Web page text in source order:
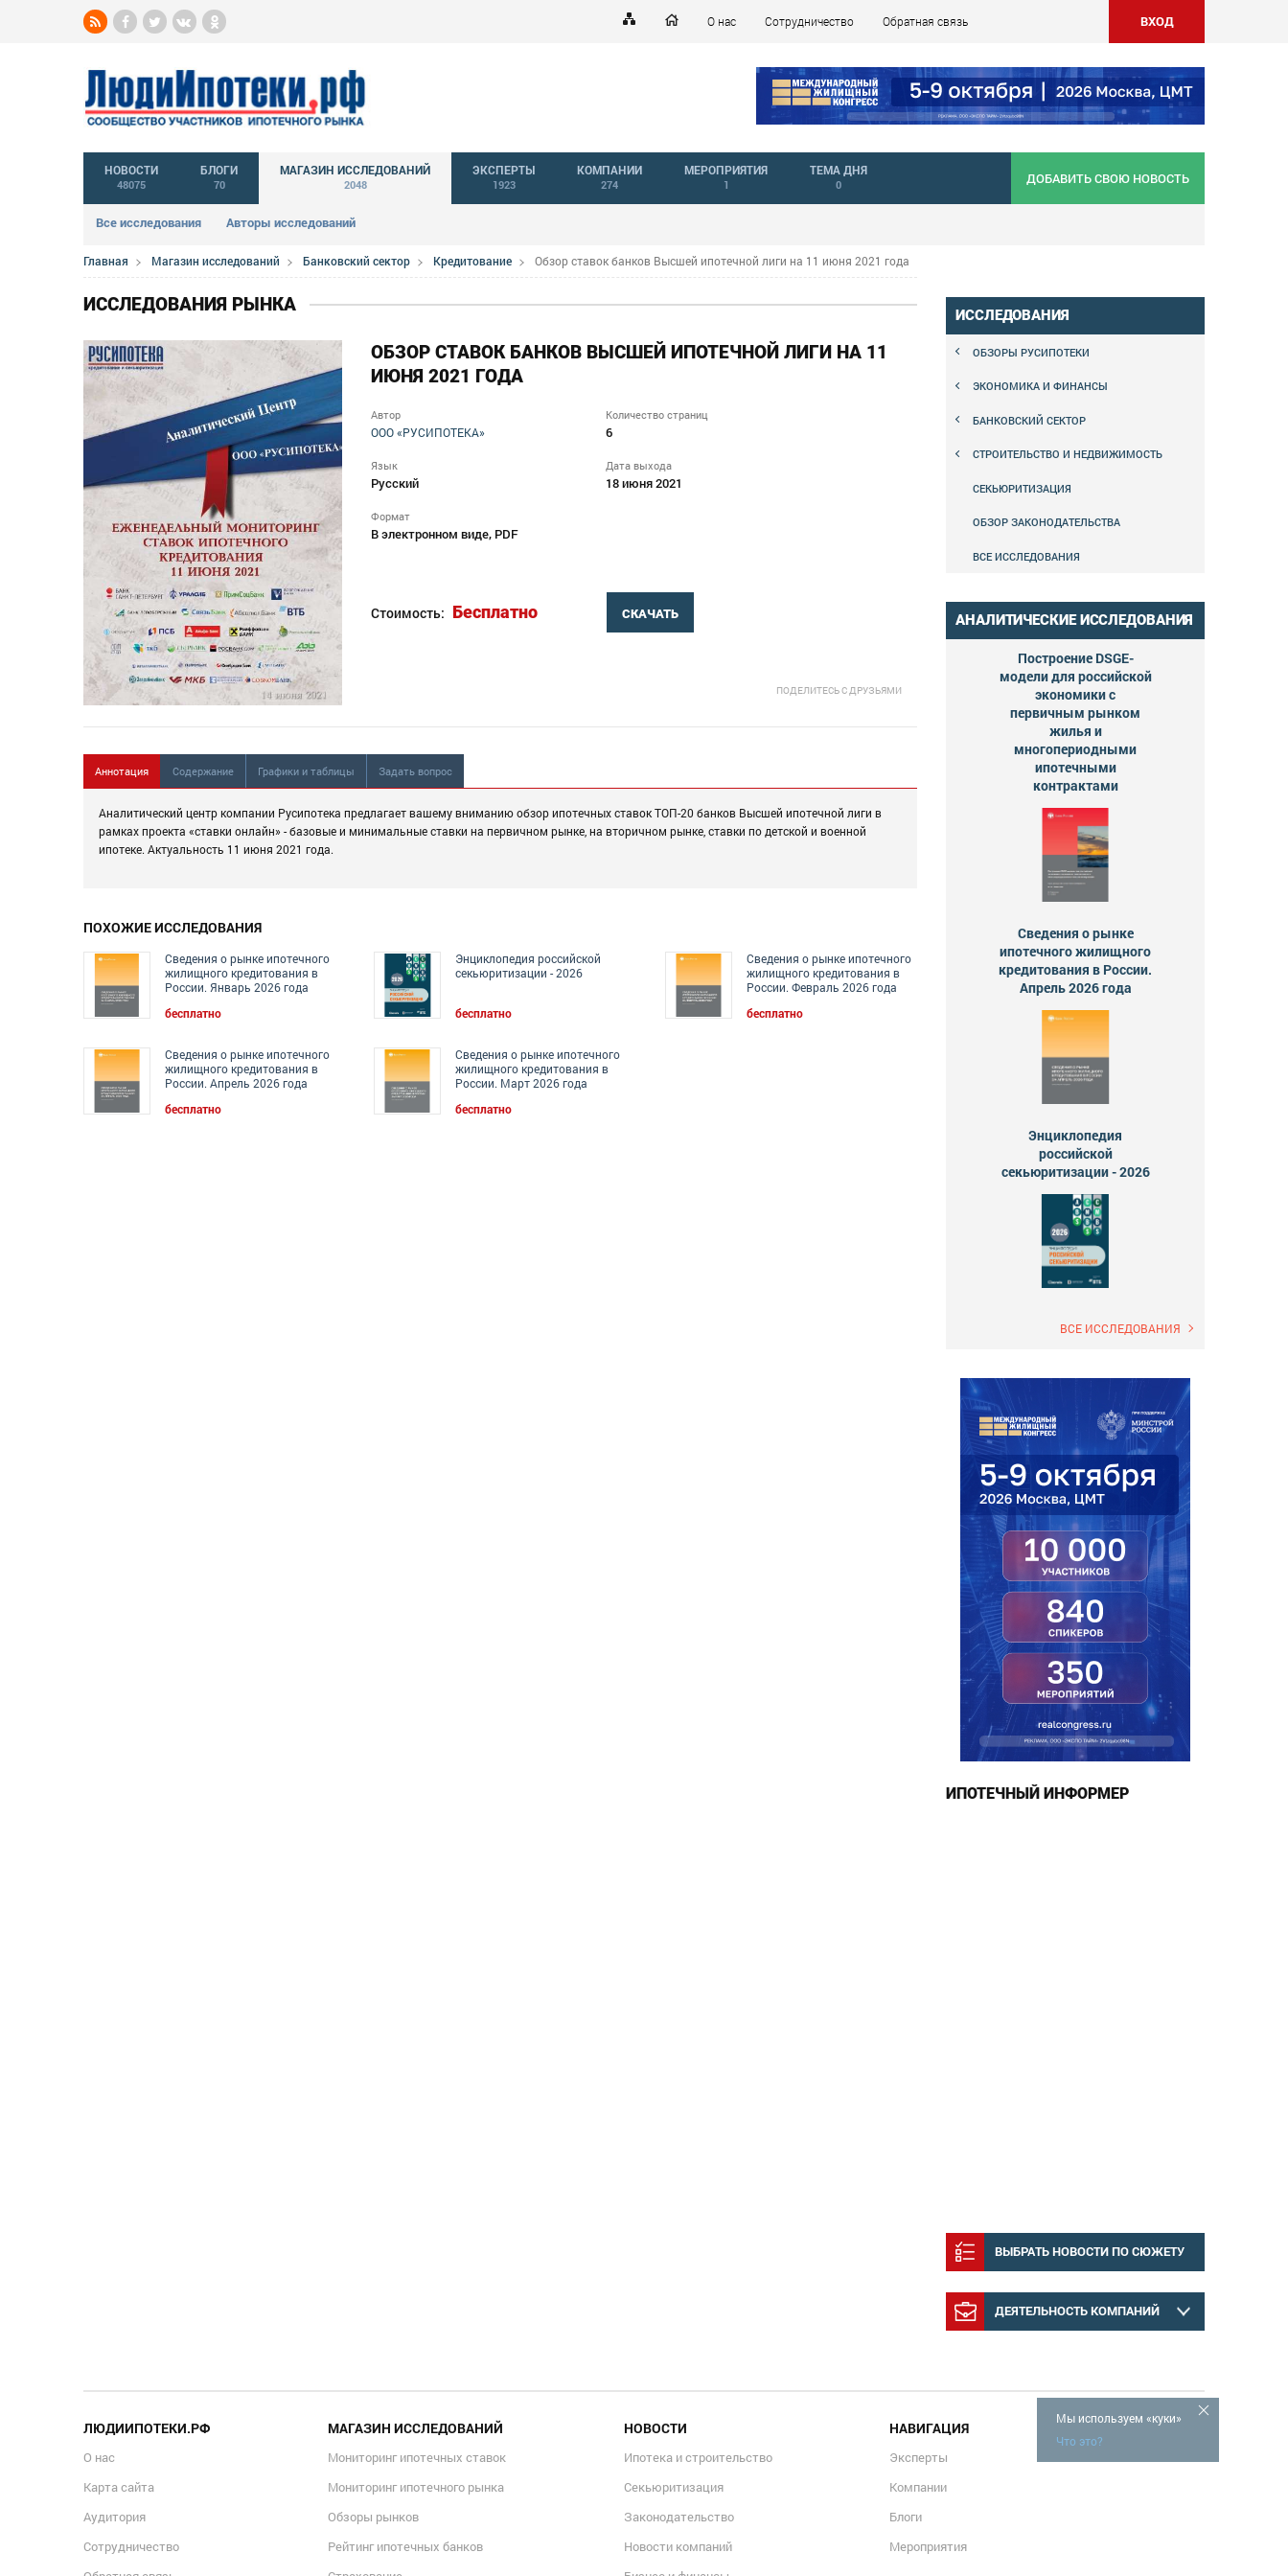
О нас Сотрудничество Обратная связь ВХОД
НОВОСТИ
48075
БЛОГИ
70
МАГАЗИН ИССЛЕДОВАНИЙ
2048
Все исследования Авторы исследований
ЭКСПЕРТЫ
1923
КОМПАНИИ
274
МЕРОПРИЯТИЯ
1
ТЕМА ДНЯ
0 ДОБАВИТЬ СВОЮ НОВОСТЬ
Главная Магазин исследований Банковский сектор Кредитование Обзор ставок банков Высшей ипотечной лиги на 11 июня 2021 года
ИССЛЕДОВАНИЯ РЫНКА
ОБЗОР СТАВОК БАНКОВ ВЫСШЕЙ ИПОТЕЧНОЙ ЛИГИ НА 11
ИЮНЯ 2021 ГОДА
Автор
ООО «РУСИПОТЕКА»
Количество страниц
6
Язык
Русский
Дата выхода
18 июня 2021
Формат
В электронном виде, PDF
Стоимость: Бесплатно СКАЧАТЬ
ПОДЕЛИТЕСЬ С ДРУЗЬЯМИ
Аннотация Содержание Графики и таблицы Задать вопрос
Аналитический центр компании Русипотека предлагает вашему вниманию обзор ипотечных ставок ТОП-20 банков Высшей ипотечной лиги в
рамках проекта «ставки онлайн» - базовые и минимальные ставки на первичном рынке, на вторичном рынке, ставки по детской и военной
ипотеке. Актуальность 11 июня 2021 года.
ПОХОЖИЕ ИССЛЕДОВАНИЯ
Сведения о рынке ипотечного
жилищного кредитования в
России. Январь 2026 года
бесплатно
Энциклопедия российской
секьюритизации - 2026
бесплатно
Сведения о рынке ипотечного
жилищного кредитования в
России. Февраль 2026 года
бесплатно
Сведения о рынке ипотечного
жилищного кредитования в
России. Апрель 2026 года
бесплатно
Сведения о рынке ипотечного
жилищного кредитования в
России. Март 2026 года
бесплатно
ИССЛЕДОВАНИЯ
ОБЗОРЫ РУСИПОТЕКИ
ЭКОНОМИКА И ФИНАНСЫ
БАНКОВСКИЙ СЕКТОР
СТРОИТЕЛЬСТВО И НЕДВИЖИМОСТЬ
СЕКЬЮРИТИЗАЦИЯ
ОБЗОР ЗАКОНОДАТЕЛЬСТВА
ВСЕ ИССЛЕДОВАНИЯ
АНАЛИТИЧЕСКИЕ ИССЛЕДОВАНИЯ
Построение DSGE-
модели для российской
экономики с
первичным рынком
жилья и
многопериодными
ипотечными
контрактами
Сведения о рынке
ипотечного жилищного
кредитования в России.
Апрель 2026 года
Энциклопедия
российской
секьюритизации - 2026
ВСЕ ИССЛЕДОВАНИЯ
ИПОТЕЧНЫЙ ИНФОРМЕР
ВЫБРАТЬ НОВОСТИ ПО СЮЖЕТУ
ДЕЯТЕЛЬНОСТЬ КОМПАНИЙ
Мы используем «куки»
Что это?
ЛЮДИИПОТЕКИ.РФ
О нас
Карта сайта
Аудитория
Сотрудничество
МАГАЗИН ИССЛЕДОВАНИЙ
Мониторинг ипотечных ставок
Мониторинг ипотечного рынка
Обзоры рынков
Рейтинг ипотечных банков
НОВОСТИ
Ипотека и строительство
Секьюритизация
Законодательство
Новости компаний
НАВИГАЦИЯ
Эксперты
Компании
Блоги
Мероприятия